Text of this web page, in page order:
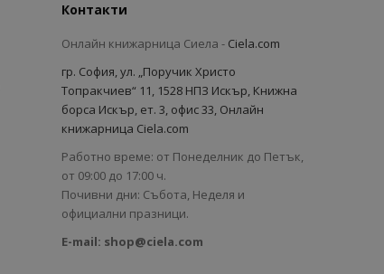
Контакти
Онлайн книжарница Сиела - Ciela.com
гр. София, ул. „Поручик Христо
Топракчиев“ 11, 1528 НПЗ Искър, Книжна
борса Искър, ет. 3, офис 33, Онлайн
книжарница Ciela.com
Работно време: от Понеделник до Петък,
от 09:00 до 17:00 ч.
Почивни дни: Събота, Неделя и
официални празници.
E-mail: shop@ciela.com